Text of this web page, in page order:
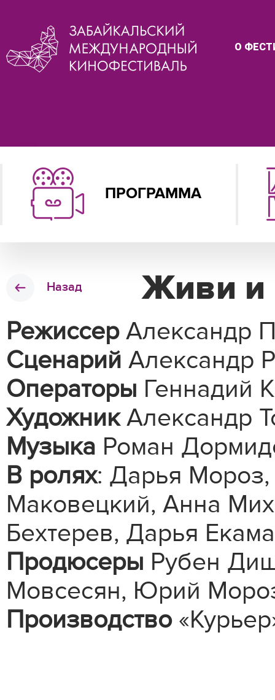
О
ПРОГРАММА
Назад Живи и
РежиссерАлександр
Сценарий Александр
Операторы Геннадий
ХудожникАлександр
Музыка Роман
В ролях: Дарья
Маковецкий, Анна
Бехтерев, Дарья
Продюсеры Рубен
Мовсесян, Юрий
Производство